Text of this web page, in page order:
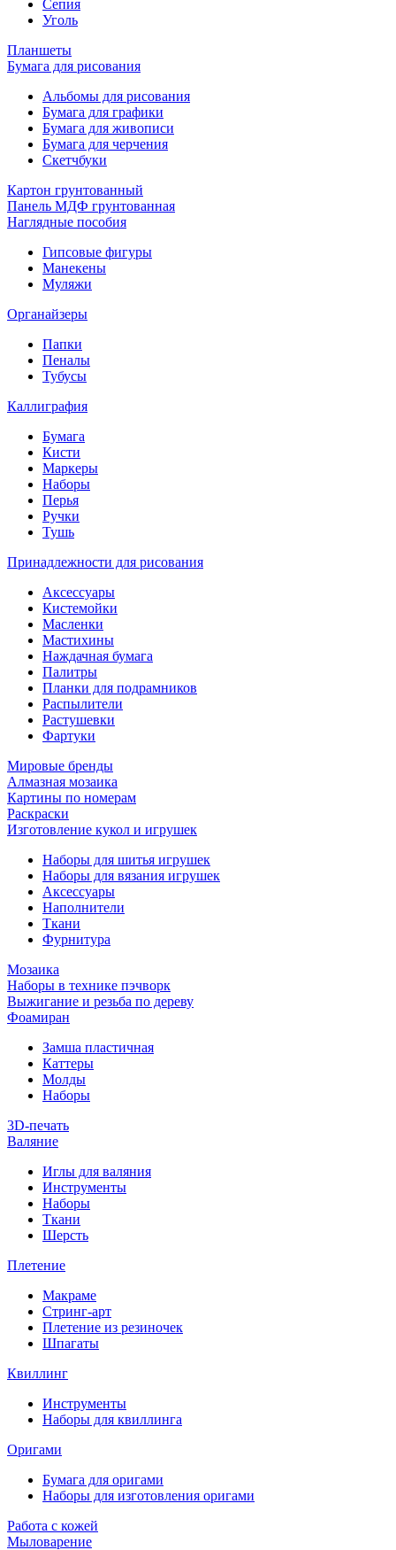
Сепия
Уголь
Планшеты
Бумага для рисования
Альбомы для рисования
Бумага для графики
Бумага для живописи
Бумага для черчения
Скетчбуки
Картон грунтованный
Панель МДФ грунтованная
Наглядные пособия
Гипсовые фигуры
Манекены
Муляжи
Органайзеры
Папки
Пеналы
Тубусы
Каллиграфия
Бумага
Кисти
Маркеры
Наборы
Перья
Ручки
Тушь
Принадлежности для рисования
Аксессуары
Кистемойки
Масленки
Мастихины
Наждачная бумага
Палитры
Планки для подрамников
Распылители
Растушевки
Фартуки
Мировые бренды
Алмазная мозаика
Картины по номерам
Раскраски
Изготовление кукол и игрушек
Наборы для шитья игрушек
Наборы для вязания игрушек
Аксессуары
Наполнители
Ткани
Фурнитура
Мозаика
Наборы в технике пэчворк
Выжигание и резьба по дереву
Фоамиран
Замша пластичная
Каттеры
Молды
Наборы
3D-печать
Валяние
Иглы для валяния
Инструменты
Наборы
Ткани
Шерсть
Плетение
Макраме
Стринг-арт
Плетение из резиночек
Шпагаты
Квиллинг
Инструменты
Наборы для квиллинга
Оригами
Бумага для оригами
Наборы для изготовления оригами
Работа с кожей
Мыловарение